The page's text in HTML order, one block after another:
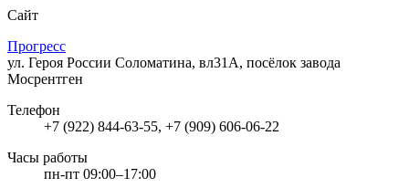
Сайт
Прогресс
ул. Героя России Соломатина, вл31А, посёлок завода
Мосрентген
Телефон
+7 (922) 844-63-55, +7 (909) 606-06-22
Часы работы
пн-пт 09:00–17:00